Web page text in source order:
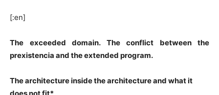
[:en]
The exceeded domain. The conflict between the
prexistencia and the extended program.
The architecture inside the architecture and what it
does not fit*